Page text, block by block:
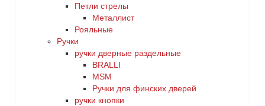
Петли стрелы
Металлист
Рояльные
Ручки
ручки дверные раздельные
BRALLI
MSM
Ручки для финских дверей
ручки кнопки